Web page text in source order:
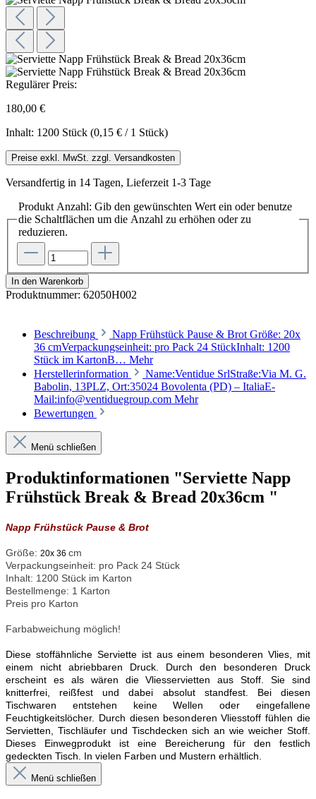
Regulärer Preis:
180,00 €
Inhalt: 1200 Stück (0,15 € / 1 Stück)
Preise exkl. MwSt. zzgl. Versandkosten
Versandfertig in 14 Tagen, Lieferzeit 1-3 Tage
Produkt Anzahl: Gib den gewünschten Wert ein oder benutze
die Schaltflächen um die Anzahl zu erhöhen oder zu
reduzieren.
In den Warenkorb
Produktnummer: 62050H002
Beschreibung
Napp Frühstück Pause & Brot Größe: 20x
36 cmVerpackungseinheit: pro Pack 24 StückInhalt: 1200
Stück im KartonB… Mehr
Herstellerinformation
Name:Ventidue SrlStraße:Via M. G.
Babolin, 13PLZ, Ort:35024 Bovolenta (PD) – ItaliaE-
Mail:info@ventiduegroup.com Mehr
Bewertungen
Menü schließen
Produktinformationen "Serviette Napp
Frühstück Break & Bread 20x36cm "
Napp Frühstück Pause & Brot
Größe: 20x 36 cm
Verpackungseinheit: pro Pack 24 Stück
Inhalt: 1200 Stück im Karton
Bestellmenge: 1 Karton
Preis pro Karton
Farbabweichung möglich!
Diese stoffähnliche Serviette ist aus einem besonderen Vlies, mit
einem nicht abriebbaren Druck. Durch den besonderen Druck
erscheint es als wären die Vliesservietten aus Stoff. Sie sind
knitterfrei, reißfest und dabei absolut standfest. Bei diesen
Tischwaren entstehen keine Wellen oder eingefallene
Feuchtigkeitslöcher. Durch diesen besonderen Vliesstoff fühlen die
Servietten, Tischläufer und Tischdecken sich an wie weicher Stoff.
Dieses Einwegprodukt ist eine Bereicherung für den festlich
gedeckten Tisch. In vielen Farben und Mustern erhältlich.
Menü schließen